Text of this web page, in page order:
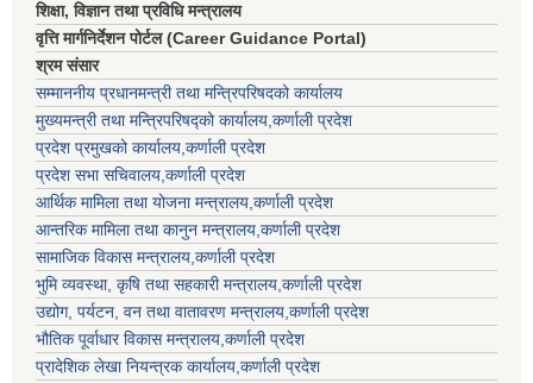
शिक्षा, विज्ञान तथा प्रविधि मन्त्रालय
वृत्ति मार्गनिर्देशन पोर्टल (Career Guidance Portal)
श्रम संसार
सम्माननीय प्रधानमन्त्री तथा मन्त्रिपरिषद‌को कार्यालय
मुख्यमन्त्री तथा मन्त्रिपरिषद्को कार्यालय,कर्णाली प्रदेश
प्रदेश प्रमुखको कार्यालय,कर्णाली प्रदेश
प्रदेश सभा सचिवालय,कर्णाली प्रदेश
आर्थिक मामिला तथा योजना मन्त्रालय,कर्णाली प्रदेश
आन्तरिक मामिला तथा कानुन मन्त्रालय,कर्णाली प्रदेश
सामाजिक विकास मन्त्रालय,कर्णाली प्रदेश
भुमि व्यवस्था, कृषि तथा सहकारी मन्त्रालय,कर्णाली प्रदेश
उद्योग, पर्यटन, वन तथा वातावरण मन्त्रालय,कर्णाली प्रदेश
भौतिक पूर्वाधार विकास मन्त्रालय,कर्णाली प्रदेश
प्रादेशिक लेखा नियन्त्रक कार्यालय,कर्णाली प्रदेश